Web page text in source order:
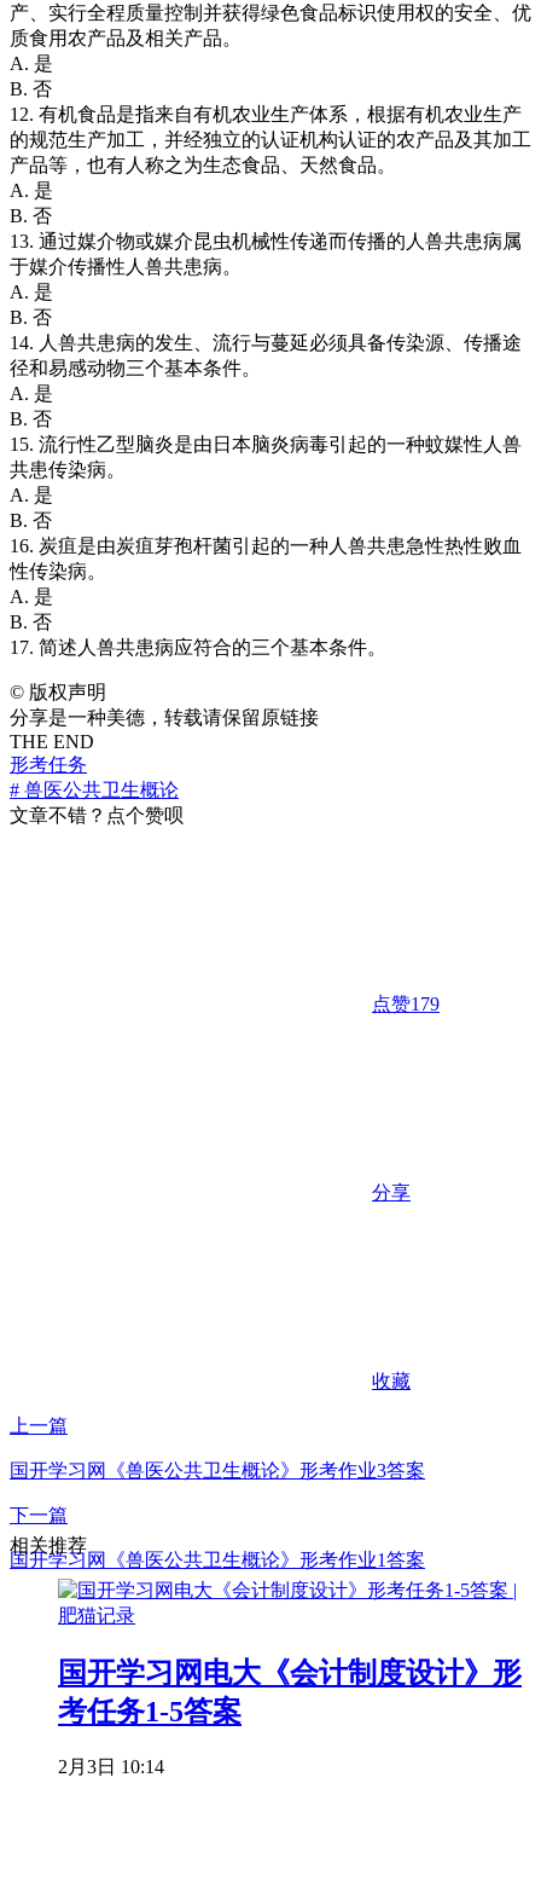
产、实行全程质量控制并获得绿色食品标识使用权的安全、优
质食用农产品及相关产品。
A. 是
B. 否
12. 有机食品是指来自有机农业生产体系，根据有机农业生产
的规范生产加工，并经独立的认证机构认证的农产品及其加工
产品等，也有人称之为生态食品、天然食品。
A. 是
B. 否
13. 通过媒介物或媒介昆虫机械性传递而传播的人兽共患病属
于媒介传播性人兽共患病。
A. 是
B. 否
14. 人兽共患病的发生、流行与蔓延必须具备传染源、传播途
径和易感动物三个基本条件。
A. 是
B. 否
15. 流行性乙型脑炎是由日本脑炎病毒引起的一种蚊媒性人兽
共患传染病。
A. 是
B. 否
16. 炭疽是由炭疽芽孢杆菌引起的一种人兽共患急性热性败血
性传染病。
A. 是
B. 否
17. 简述人兽共患病应符合的三个基本条件。
© 版权声明
分享是一种美德，转载请保留原链接
THE END
形考任务
# 兽医公共卫生概论
文章不错？点个赞呗
点赞179
分享
收藏
上一篇
国开学习网《兽医公共卫生概论》形考作业3答案
下一篇
国开学习网《兽医公共卫生概论》形考作业1答案
相关推荐
国开学习网电大《会计制度设计》形
考任务1-5答案
2月3日 10:14